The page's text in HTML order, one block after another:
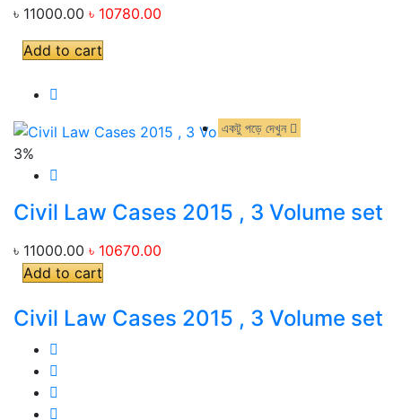
৳ 11000.00 ৳ 10780.00
Add to cart
3%
একটু পড়ে দেখুন
Civil Law Cases 2015 , 3 Volume set
৳ 11000.00 ৳ 10670.00
Add to cart
Civil Law Cases 2015 , 3 Volume set
একটু পড়ে দেখুন